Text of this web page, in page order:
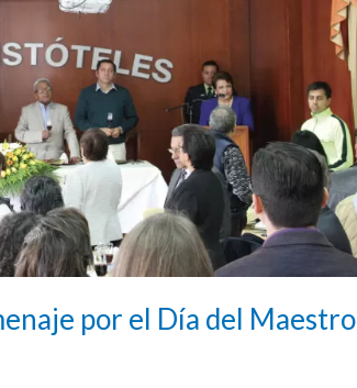
por el Día del Maestro